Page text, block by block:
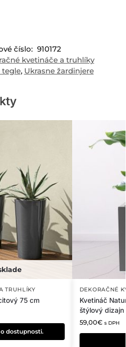
číslo: 910172
kvetináče a truhlíky
tegle, Ukrasne žardinjere
TRUHLÍKY
75 cm
dostupnosti.
DEKORAČNÉ
Kvetináč
štýlový dizajn
59,00€ s DPH